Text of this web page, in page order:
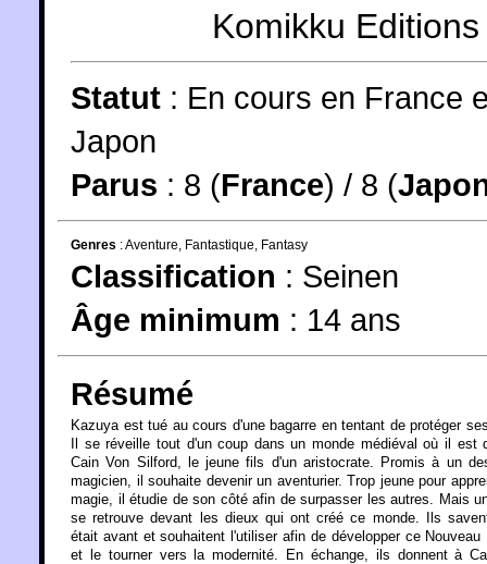
Komikku Editions
Statut : En cours en France
Japon
Parus : 8 (France) / 8 (
Genres :Aventure Fantastique Fantasy
Classification : Seinen
Âge minimum : 14 ans
Résumé
Kazuya est tué au cours d'une bagarre en tentant de protéger
Il se réveille tout d'un coup dans un monde médiéval où il est
Cain Von Silford, le jeune fils d'un aristocrate. Promis à un
magicien, il souhaite devenir un aventurier. Trop jeune pour
magie, il étudie de son côté afin de surpasser les autres. Mais
se retrouve devant les dieux qui ont créé ce monde. Ils
était avant et souhaitent l'utiliser afin de développer ce Nouveau
et le tourner vers la modernité. En échange, ils donnent à